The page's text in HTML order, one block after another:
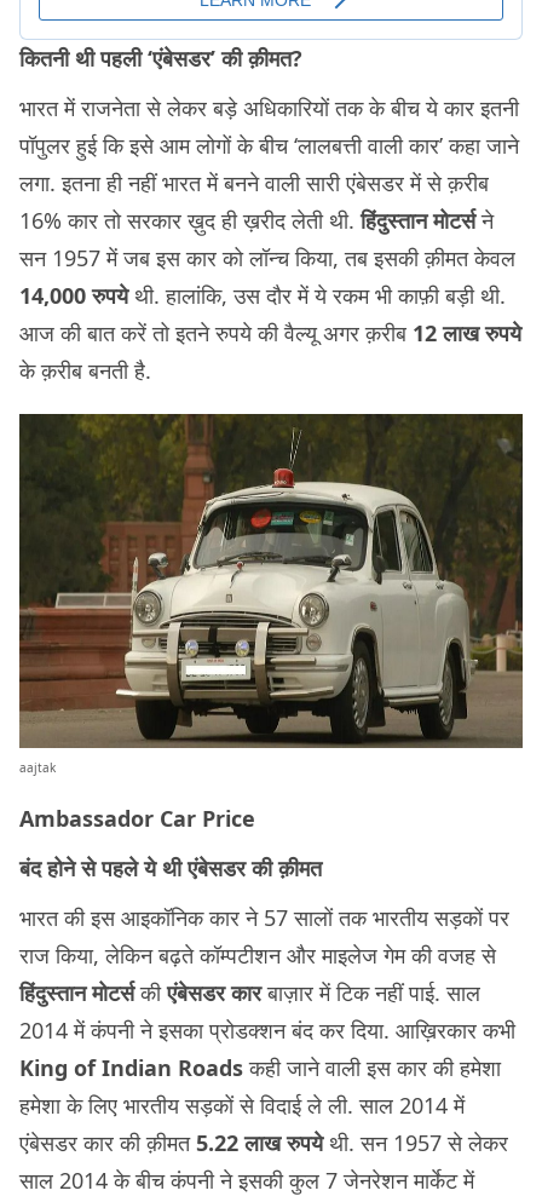
कितनी थी पहली ‘एंबेसडर’ की क़ीमत?
भारत में राजनेता से लेकर बड़े अधिकारियों तक के बीच ये कार इतनी
पॉपुलर हुई कि इसे आम लोगों के बीच ‘लालबत्ती वाली कार’ कहा जाने
लगा. इतना ही नहीं भारत में बनने वाली सारी एंबेसडर में से क़रीब
16% कार तो सरकार ख़ुद ही ख़रीद लेती थी.हिंदुस्तान मोटर्सने
सन 1957 में जब इस कार को लॉन्च किया, तब इसकी क़ीमत केवल
14,000 रुपयेथी. हालांकि, उस दौर में ये रकम भी काफ़ी बड़ी थी.
आज की बात करें तो इतने रुपये की वैल्यू अगर क़रीब 12 लाख रुपये
के क़रीब बनती है.
aajtak
Ambassador Car Price
बंद होने से पहले ये थी एंबेसडर की क़ीमत
भारत की इस आइकॉनिक कार ने 57 सालों तक भारतीय सड़कों पर
राज किया, लेकिन बढ़ते कॉम्पटीशन और माइलेज गेम की वजह से
हिंदुस्तान मोटर्सकीएंबेसडर कारबाज़ार में टिक नहीं पाई. साल
2014 में कंपनी ने इसका प्रोडक्शन बंद कर दिया. आख़िरकार कभी
King of Indian Roadsकही जाने वाली इस कार की हमेशा
हमेशा के लिए भारतीय सड़कों से विदाई ले ली. साल 2014 में
एंबेसडर कार की क़ीमत5.22 लाख रुपयेथी. सन 1957 से लेकर
साल 2014 के बीच कंपनी ने इसकी कुल 7 जेनरेशन मार्केट में